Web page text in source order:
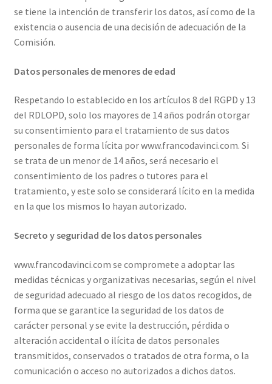
se tiene la intención de transferir los datos, así como de la
existencia o ausencia de una decisión de adecuación de la
Comisión.
Datos personales de menores de edad
Respetando lo establecido en los artículos 8 del RGPD y 13
del RDLOPD, solo los mayores de 14 años podrán otorgar
su consentimiento para el tratamiento de sus datos
personales de forma lícita por www.francodavinci.com. Si
se trata de un menor de 14 años, será necesario el
consentimiento de los padres o tutores para el
tratamiento, y este solo se considerará lícito en la medida
en la que los mismos lo hayan autorizado.
Secreto y seguridad de los datos personales
www.francodavinci.com se compromete a adoptar las
medidas técnicas y organizativas necesarias, según el nivel
de seguridad adecuado al riesgo de los datos recogidos, de
forma que se garantice la seguridad de los datos de
carácter personal y se evite la destrucción, pérdida o
alteración accidental o ilícita de datos personales
transmitidos, conservados o tratados de otra forma, o la
comunicación o acceso no autorizados a dichos datos.